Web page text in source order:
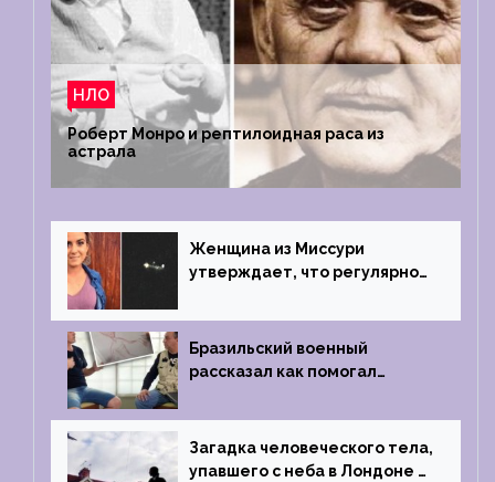
НЛО
Роберт Монро и рептилоидная раса из
астрала
Женщина из Миссури
утверждает, что регулярно
инопланетянами
Бразильский военный
рассказал как помогал
1996 году
Загадка человеческого тела,
упавшего с неба в Лондоне в